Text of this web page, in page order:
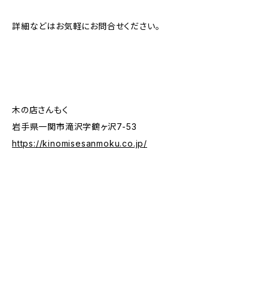
詳細などはお気軽にお問合せください。
木の店さんもく
岩手県一関市滝沢字鶴ヶ沢7-53
https://kinomisesanmoku.co.jp/